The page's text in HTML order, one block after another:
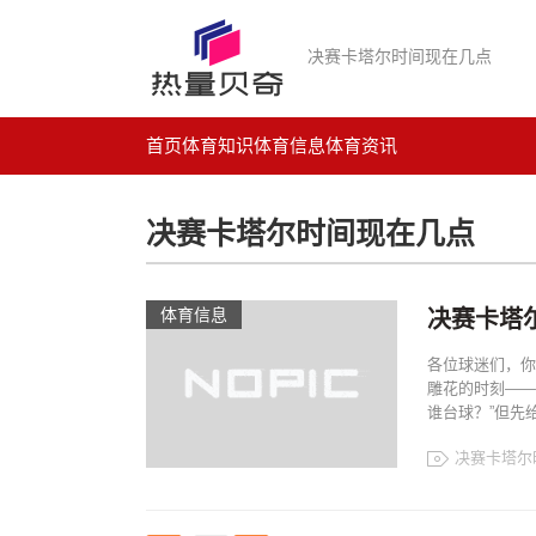
决赛卡塔尔时间现在几点
首页体育知识体育信息体育资讯
决赛卡塔尔时间现在几点
体育信息 决赛卡塔
各位球迷们，
雕花的时刻——
谁台球？”但先
决赛卡塔